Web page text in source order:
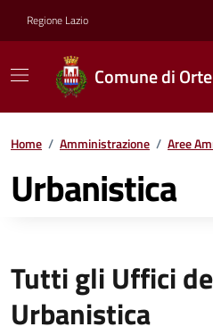
Regione Lazio
Comune di Orte
Home / Amministrazione / Aree
Urbanistica
Tutti gli Uffici
Urbanistica